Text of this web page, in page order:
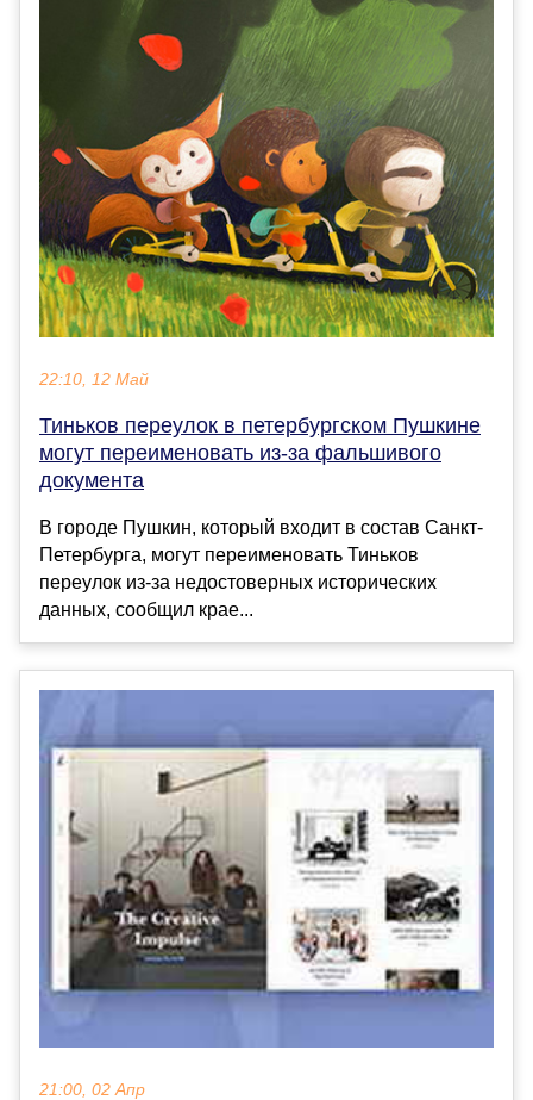
22:10, 12 Май
Тиньков переулок в петербургском Пушкине
могут переименовать из-за фальшивого
документа
В городе Пушкин, который входит в состав Санкт-
Петербурга, могут переименовать Тиньков
переулок из-за недостоверных исторических
данных, сообщил крае...
21:00, 02 Апр